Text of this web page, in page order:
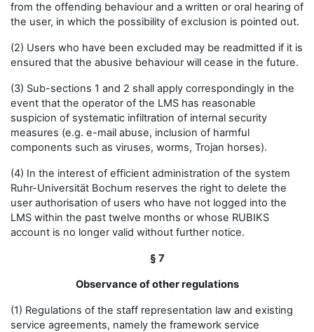
from the offending behaviour and a written or oral hearing of
the user, in which the possibility of exclusion is pointed out.
(2) Users who have been excluded may be readmitted if it is
ensured that the abusive behaviour will cease in the future.
(3) Sub-sections 1 and 2 shall apply correspondingly in the
event that the operator of the LMS has reasonable
suspicion of systematic infiltration of internal security
measures (e.g. e-mail abuse, inclusion of harmful
components such as viruses, worms, Trojan horses).
(4) In the interest of efficient administration of the system
Ruhr-Universität Bochum reserves the right to delete the
user authorisation of users who have not logged into the
LMS within the past twelve months or whose RUBIKS
account is no longer valid without further notice.
§ 7
Observance of other regulations
(1) Regulations of the staff representation law and existing
service agreements, namely the framework service